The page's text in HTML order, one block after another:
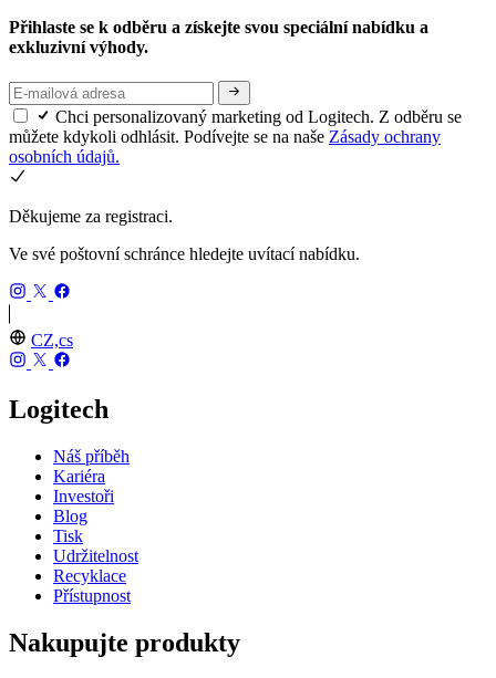
Přihlaste se k odběru a získejte svou speciální nabídku a
exkluzivní výhody.
Chci personalizovaný marketing od Logitech. Z odběru se
můžete kdykoli odhlásit. Podívejte se na naše Zásady ochrany
osobních údajů.
Děkujeme za registraci.
Ve své poštovní schránce hledejte uvítací nabídku.
CZ,cs
Logitech
Náš příběh
Kariéra
Investoři
Blog
Tisk
Udržitelnost
Recyklace
Přístupnost
Nakupujte produkty